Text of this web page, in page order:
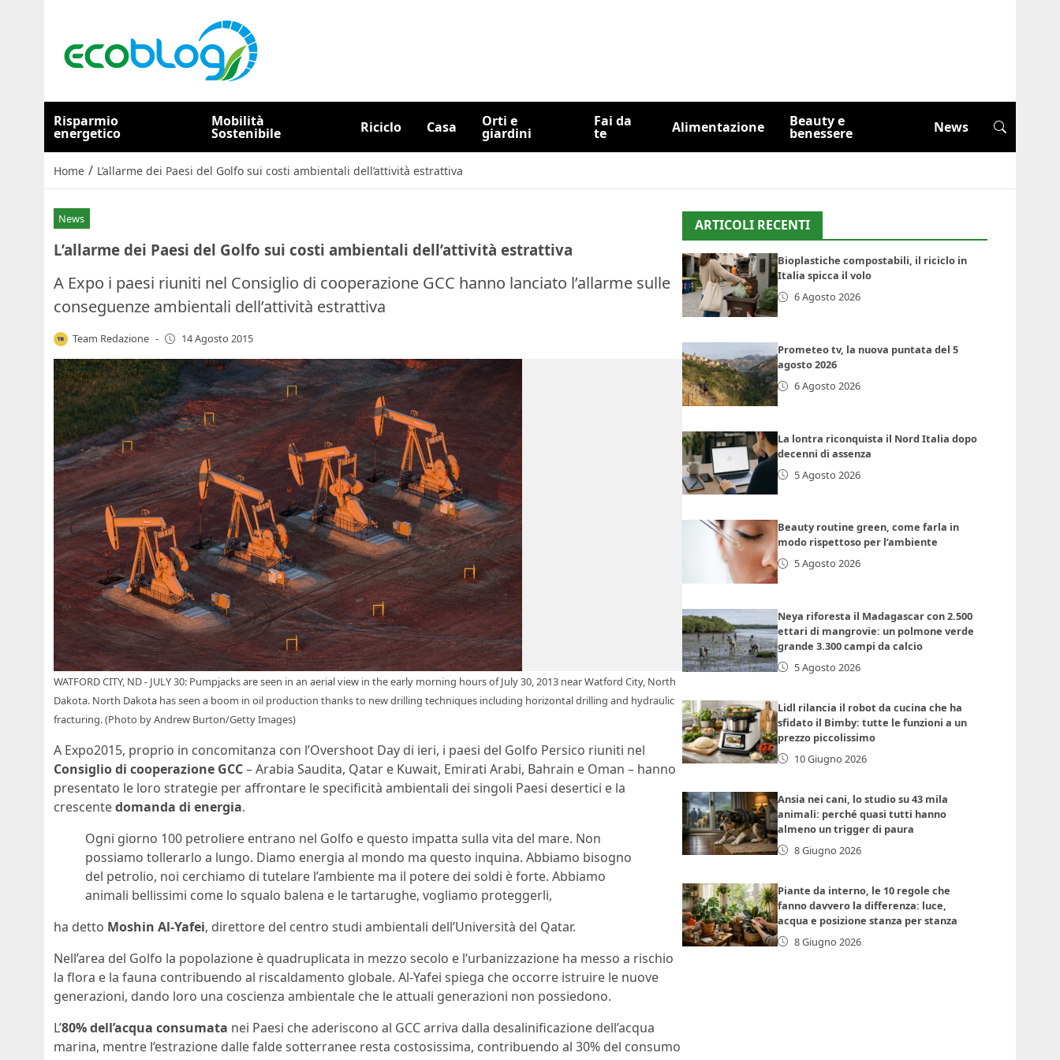
Risparmio
energetico
Mobilità
Sostenibile Riciclo Casa Orti e
giardini
Fai da
te Alimentazione Beauty e
benessere News
Home / L’allarme dei Paesi del Golfo sui costi ambientali dell’attività estrattiva
News
L’allarme dei Paesi del Golfo sui costi ambientali dell’attività estrattiva
A Expo i paesi riuniti nel Consiglio di cooperazione GCC hanno lanciato l’allarme sulle
conseguenze ambientali dell’attività estrattiva
Team Redazione - 14 Agosto 2015
WATFORD CITY, ND - JULY 30: Pumpjacks are seen in an aerial view in the early morning hours of July 30, 2013 near Watford City, North
Dakota. North Dakota has seen a boom in oil production thanks to new drilling techniques including horizontal drilling and hydraulic
fracturing. (Photo by Andrew Burton/Getty Images)
A Expo2015, proprio in concomitanza con l’Overshoot Day di ieri, i paesi del Golfo Persico riuniti nel
Consiglio di cooperazione GCC– Arabia Saudita, Qatar e Kuwait, Emirati Arabi, Bahrain e Oman – hanno
presentato le loro strategie per affrontare le specificità ambientali dei singoli Paesi desertici e la
crescentedomanda di energia.
Ogni giorno 100 petroliere entrano nel Golfo e questo impatta sulla vita del mare. Non
possiamo tollerarlo a lungo. Diamo energia al mondo ma questo inquina. Abbiamo bisogno
del petrolio, noi cerchiamo di tutelare l’ambiente ma il potere dei soldi è forte. Abbiamo
animali bellissimi come lo squalo balena e le tartarughe, vogliamo proteggerli,
ha detto Moshin Al-Yafei, direttore del centro studi ambientali dell’Università del Qatar.
Nell’area del Golfo la popolazione è quadruplicata in mezzo secolo e l’urbanizzazione ha messo a rischio
la flora e la fauna contribuendo al riscaldamento globale. Al-Yafei spiega che occorre istruire le nuove
generazioni, dando loro una coscienza ambientale che le attuali generazioni non possiedono.
L’80% dell’acqua consumata nei Paesi che aderiscono al GCC arriva dalla desalinificazione dell’acqua
marina, mentre l’estrazione dalle falde sotterranee resta costosissima, contribuendo al 30% del consumo
ARTICOLI RECENTI
Bioplastiche compostabili, il riciclo in
Italia spicca il volo
6 Agosto 2026
Prometeo tv, la nuova puntata del 5
agosto 2026
6 Agosto 2026
La lontra riconquista il Nord Italia dopo
decenni di assenza
5 Agosto 2026
Beauty routine green, come farla in
modo rispettoso per l’ambiente
5 Agosto 2026
Neya riforesta il Madagascar con 2.500
ettari di mangrovie: un polmone verde
grande 3.300 campi da calcio
5 Agosto 2026
Lidl rilancia il robot da cucina che ha
sfidato il Bimby: tutte le funzioni a un
prezzo piccolissimo
10 Giugno 2026
Ansia nei cani, lo studio su 43 mila
animali: perché quasi tutti hanno
almeno un trigger di paura
8 Giugno 2026
Piante da interno, le 10 regole che
fanno davvero la differenza: luce,
acqua e posizione stanza per stanza
8 Giugno 2026